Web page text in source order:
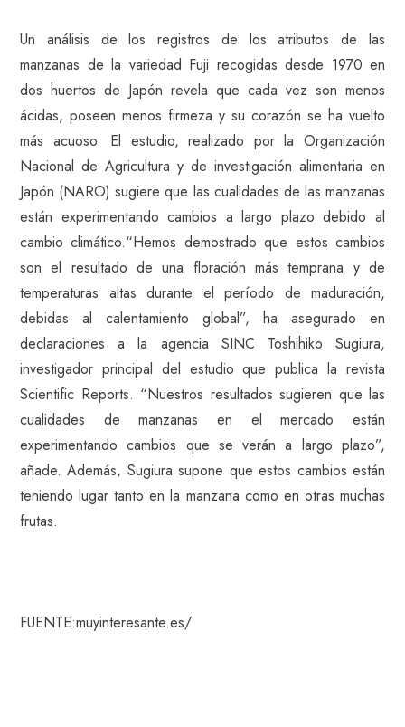
Un análisis de los registros de los atributos de las
manzanas de la variedad Fuji recogidas desde 1970 en
dos huertos de Japón revela que cada vez son menos
ácidas, poseen menos firmeza y su corazón se ha vuelto
más acuoso. El estudio, realizado por la Organización
Nacional de Agricultura y de investigación alimentaria en
Japón (NARO) sugiere que las cualidades de las manzanas
están experimentando cambios a largo plazo debido al
cambio climático.“Hemos demostrado que estos cambios
son el resultado de una floración más temprana y de
temperaturas altas durante el período de maduración,
debidas al calentamiento global”, ha asegurado en
declaraciones a la agencia SINC Toshihiko Sugiura,
investigador principal del estudio que publica la revista
Scientific Reports. “Nuestros resultados sugieren que las
cualidades de manzanas en el mercado están
experimentando cambios que se verán a largo plazo”,
añade. Además, Sugiura supone que estos cambios están
teniendo lugar tanto en la manzana como en otras muchas
frutas.
FUENTE:muyinteresante.es/